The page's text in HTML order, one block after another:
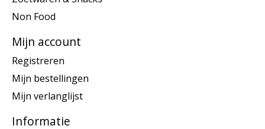
Non Food
Mijn account
Registreren
Mijn bestellingen
Mijn verlanglijst
Informatie